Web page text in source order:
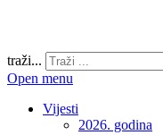
traži...
Open menu
Vijesti
2026. godina